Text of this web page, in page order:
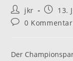
Beitrags-
Autor:
jkr
Beitrag
13.
Beitrags-
0
Der